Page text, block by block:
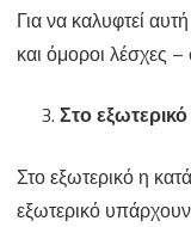
Για να καλυφτεί
και όμοροι λέσχες –
Στο εξωτερικό
Στο εξωτερικό η
εξωτερικό